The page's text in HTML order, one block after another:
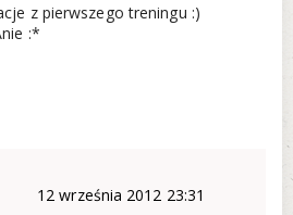
z pierwszego treningu :)
:*
12 września 2012 23:31